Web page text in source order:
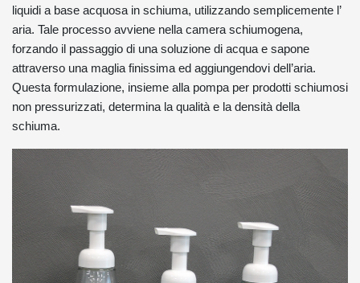
liquidi a base acquosa in schiuma, utilizzando semplicemente l’
aria. Tale processo avviene nella camera schiumogena,
forzando il passaggio di una soluzione di acqua e sapone
attraverso una maglia finissima ed aggiungendovi dell’aria.
Questa formulazione, insieme alla pompa per prodotti schiumosi
non pressurizzati, determina la qualità e la densità della
schiuma.